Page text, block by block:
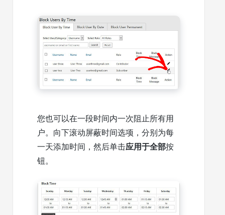
您也可以在一段时间内一次阻止所有用
户。向下滚动屏蔽时间选项，分别为每
一天添加时间，然后单击应用于全部按
钮。